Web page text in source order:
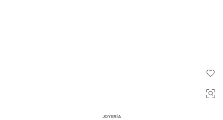
JOYERÍA